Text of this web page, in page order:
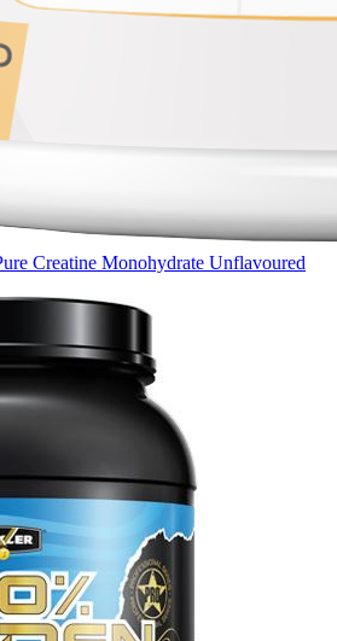
Creatine Monohydrate Unflavoured